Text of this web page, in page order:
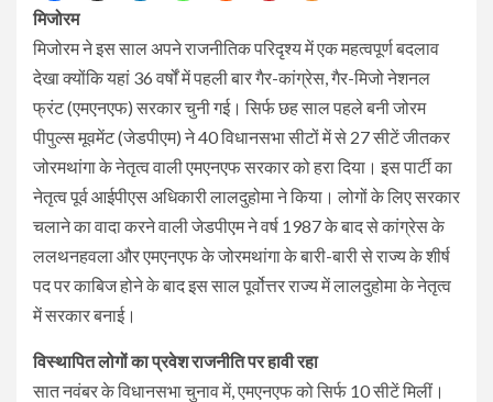
मिजोरम
मिजोरम ने इस साल अपने राजनीतिक परिदृश्य में एक महत्वपूर्ण बदलाव
देखा क्योंकि यहां 36 वर्षों में पहली बार गैर-कांग्रेस, गैर-मिजो नेशनल
फ्रंट (एमएनएफ) सरकार चुनी गई। सिर्फ छह साल पहले बनी जोरम
पीपुल्स मूवमेंट (जेडपीएम) ने 40 विधानसभा सीटों में से 27 सीटें जीतकर
जोरमथांगा के नेतृत्व वाली एमएनएफ सरकार को हरा दिया। इस पार्टी का
नेतृत्व पूर्व आईपीएस अधिकारी लालदुहोमा ने किया। लोगों के लिए सरकार
चलाने का वादा करने वाली जेडपीएम ने वर्ष 1987 के बाद से कांग्रेस के
ललथनहवला और एमएनएफ के जोरमथांगा के बारी-बारी से राज्य के शीर्ष
पद पर काबिज होने के बाद इस साल पूर्वोत्तर राज्य में लालदुहोमा के नेतृत्व
में सरकार बनाई।
विस्थापित लोगों का प्रवेश राजनीति पर हावी रहा
सात नवंबर के विधानसभा चुनाव में, एमएनएफ को सिर्फ 10 सीटें मिलीं।